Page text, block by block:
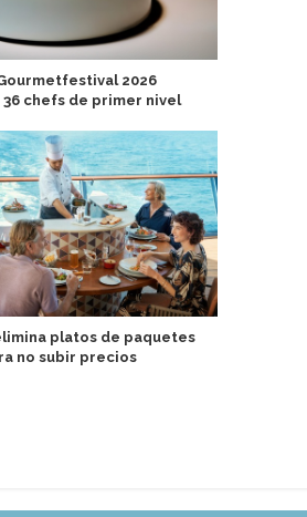
2026
chefs de primer nivel
platos de paquetes
no subir precios